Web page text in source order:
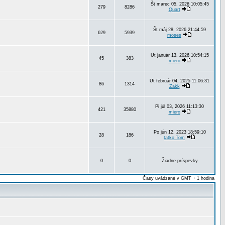
279 8286
Št marec 05, 2026 10:05:45
Quart
629 5939
Št máj 28, 2026 21:44:59
moses
45 383
Ut január 13, 2026 10:54:15
miero
86 1314
Ut február 04, 2025 11:06:31
Zakk
421 35880
Pi júl 03, 2026 11:13:30
miero
28 186
Po jún 12, 2023 18:59:10
tatko Tom
0 0 Žiadne príspevky
Časy uvádzané v GMT + 1 hodina